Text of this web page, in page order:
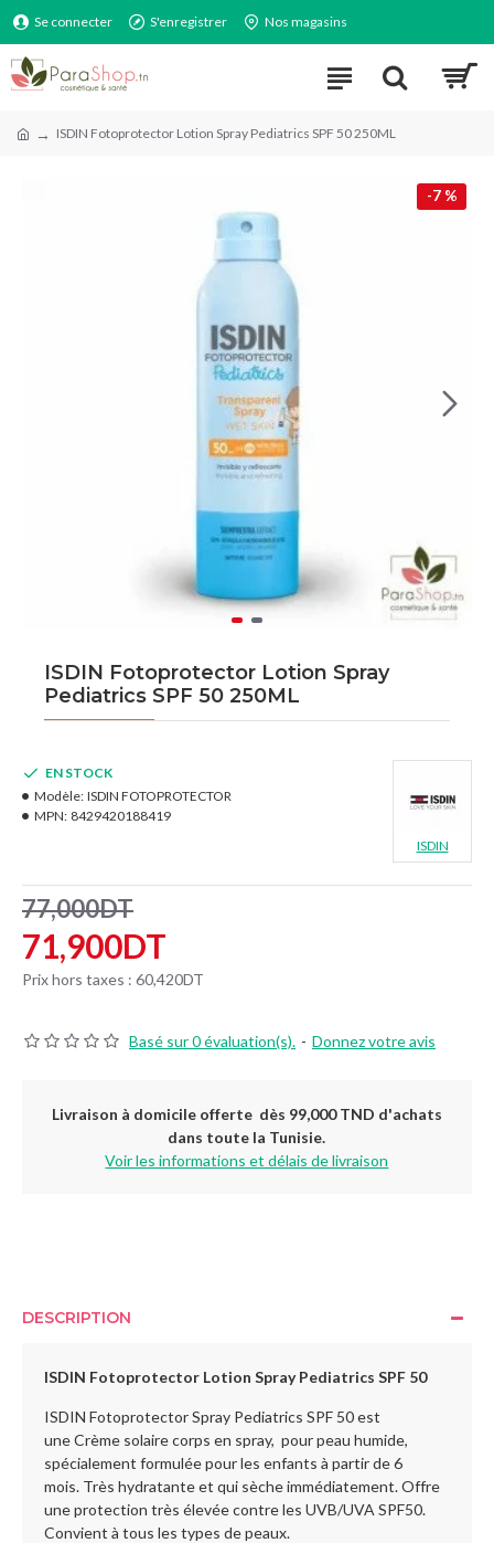
Se connecter S'enregistrer Nos magasins
ISDIN Fotoprotector Lotion Spray Pediatrics SPF 50 250ML
-7 %
ISDIN Fotoprotector Lotion Spray
Pediatrics SPF 50 250ML
Basé sur 0 évaluation(s). - Donnez votre avis
71,900DT
77,000DT
Prix hors taxes : 60,420DT
EN STOCK
Modèle: ISDIN FOTOPROTECTOR
MPN: 8429420188419
ISDIN
Livraison à domicile offerte dès 99,000 TND d'achats
dans toute la Tunisie.
Voir les informations et délais de livraison
DESCRIPTION
ISDIN Fotoprotector Lotion Spray Pediatrics SPF 50
ISDIN Fotoprotector Spray Pediatrics SPF 50 est
une Crème solaire corps en spray, pour peau humide,
spécialement formulée pour les enfants à partir de 6
mois. Très hydratante et qui sèche immédiatement. Offre
une protection très élevée contre les UVB/UVA SPF50.
Convient à tous les types de peaux.